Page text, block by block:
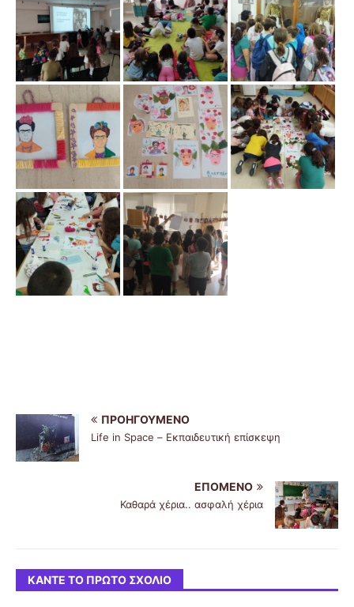
ΠΡΟΗΓΟΎΜΕΝΟ
Life in Space – Εκπαιδευτική επίσκεψη
ΕΠΌΜΕΝΟ
Καθαρά χέρια.. ασφαλή χέρια
ΚΆΝΤΕ ΤΟ ΠΡΏΤΟ ΣΧΌΛΙΟ